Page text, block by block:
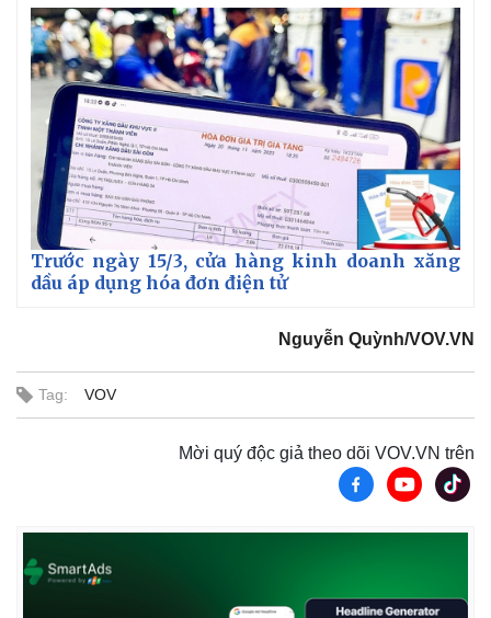
Trước ngày 15/3, cửa hàng kinh doanh xăng
dầu áp dụng hóa đơn điện tử
Nguyễn Quỳnh/VOV.VN
Tag: VOV
Mời quý độc giả theo dõi VOV.VN trên